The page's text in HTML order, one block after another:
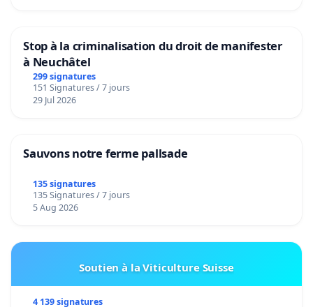
Stop à la criminalisation du droit de manifester
à Neuchâtel
299 signatures
151 Signatures / 7 jours
29 Jul 2026
Sauvons notre ferme pallsade
135 signatures
135 Signatures / 7 jours
5 Aug 2026
Soutien à la Viticulture Suisse
4 139 signatures